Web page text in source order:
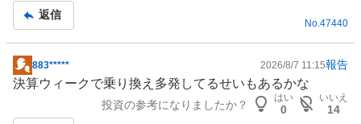
事
返信
No. 47440
掲
示
883***** 2026/8/7 11:15報告
決算ウィークで乗り換え多発してるせいもあるかな
投資の参考になりましたか？
はい
0
いいえ
14